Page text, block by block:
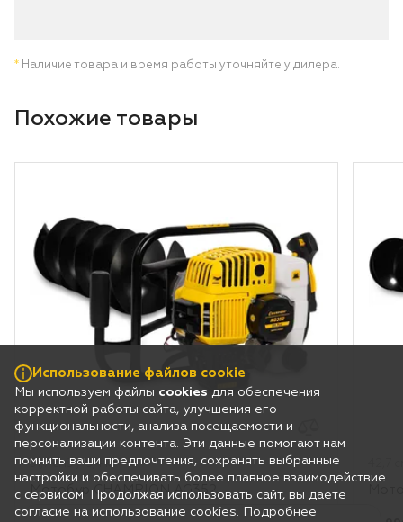
* Наличие товара и время работы уточняйте у дилера.
Похожие товары
51,7 см3 / 9,4 кг
Мотобур CHAMPION AG352
Использование файлов cookie
Мы используем файлы cookies для обеспечения
корректной работы сайта, улучшения его
функциональности, анализа посещаемости и
персонализации контента. Эти данные помогают нам
помнить ваши предпочтения, сохранять выбранные
настройки и обеспечивать более плавное взаимодействие
с сервисом. Продолжая использовать сайт, вы даёте
согласие на использование cookies. Подробнее